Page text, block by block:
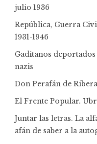
julio 1936
República, Guerra
1931-1946
Gaditanos
nazis
Don Perafán de
El Frente Popular.
Juntar las letras. La
afán de saber a la